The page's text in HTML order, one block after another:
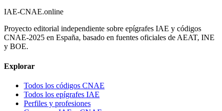
IAE-CNAE.online
Proyecto editorial independiente sobre epígrafes IAE y códigos
CNAE-2025 en España, basado en fuentes oficiales de AEAT, INE
y BOE.
Explorar
Todos los códigos CNAE
Todos los epígrafes IAE
Perfiles y profesiones